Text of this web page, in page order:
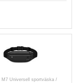
M7 Universell sportväska /